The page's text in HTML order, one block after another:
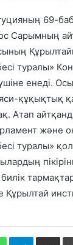
69-
Сарымның
туралы»
енеді.
құқықтық
Атап
және
туралы»
билік
WhatsApp Telegram